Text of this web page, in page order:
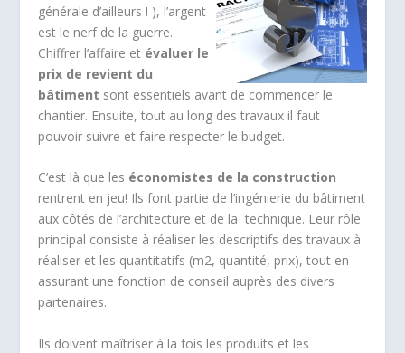
générale d’ailleurs ! ), l’argent
est le nerf de la guerre.
Chiffrer l’affaire et évaluer le
prix de revient du
bâtiment sont essentiels avant de commencer le
chantier. Ensuite, tout au long des travaux il faut
pouvoir suivre et faire respecter le budget.
C’est là que les économistes de la construction
rentrent en jeu! Ils font partie de l’ingénierie du bâtiment
aux côtés de l’architecture et de la technique. Leur rôle
principal consiste à réaliser les descriptifs des travaux à
réaliser et les quantitatifs (m2, quantité, prix), tout en
assurant une fonction de conseil auprès des divers
partenaires.
Ils doivent maîtriser à la fois les produits et les